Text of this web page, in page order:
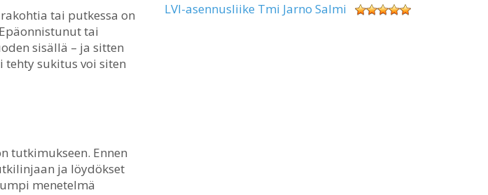
tai putkessa on
tai
sisällä – ja sitten
tehty sukitus voi siten
tutkimukseen. Ennen
ja löydökset
menetelmä
LVI-asennusliike Tmi Jarno Salmi